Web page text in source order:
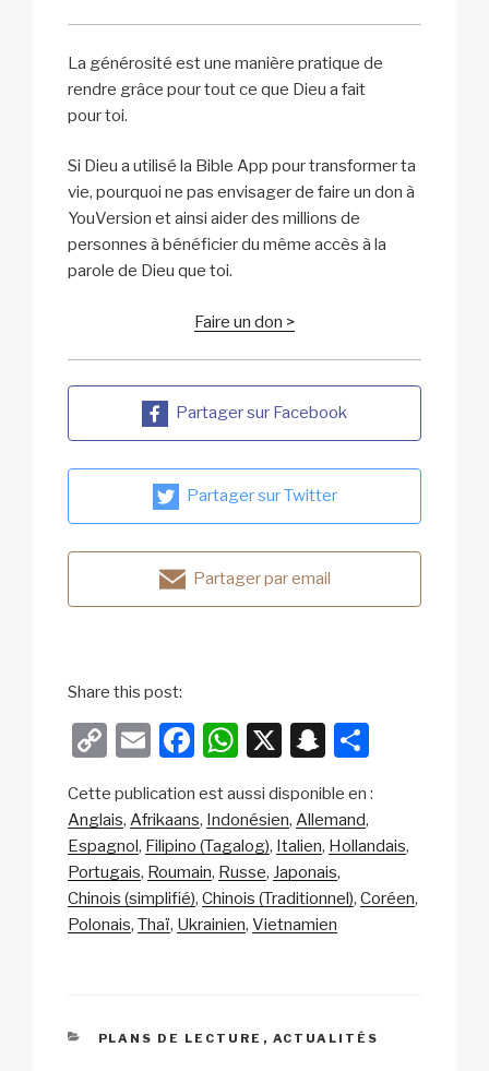
La générosité est une manière pratique de
rendre grâce pour tout ce que Dieu a fait
pour toi.
Si Dieu a utilisé la Bible App pour transformer ta
vie, pourquoi ne pas envisager de faire un don à
YouVersion et ainsi aider des millions de
personnes à bénéficier du même accès à la
parole de Dieu que toi.
Faire un don >
Partager sur Facebook
Partager sur Twitter
Partager par email
Share this post:
C
p
y
Li
n
E
ail
F
c
e
b
o
W
at
s
A
p
X
S
a
p
c
h
ta
g
Cette publication est aussi disponible en :
Anglais Afrikaans Indonésien Allemand
Espagnol Filipino (Tagalog) Italien Hollandais
Portugais Roumain Russe Japonais
Chinois (simplifié) Chinois (Traditionnel) Coréen
Polonais Thaï Ukrainien Vietnamien
CATÉGORIES
PLANS DE LECTURE , ACTUALITÉS